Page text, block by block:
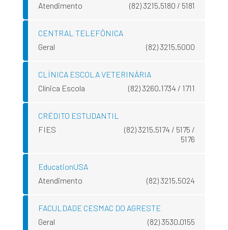
Atendimento
(82) 3215.5180 / 5181
CENTRAL TELEFÔNICA
Geral
(82) 3215.5000
CLÍNICA ESCOLA VETERINÁRIA
Clínica Escola
(82) 3260.1734 / 1711
CRÉDITO ESTUDANTIL
FIES
(82) 3215.5174 / 5175 /
5176
EducationUSA
Atendimento
(82) 3215.5024
FACULDADE CESMAC DO AGRESTE
Geral
(82) 3530.0155